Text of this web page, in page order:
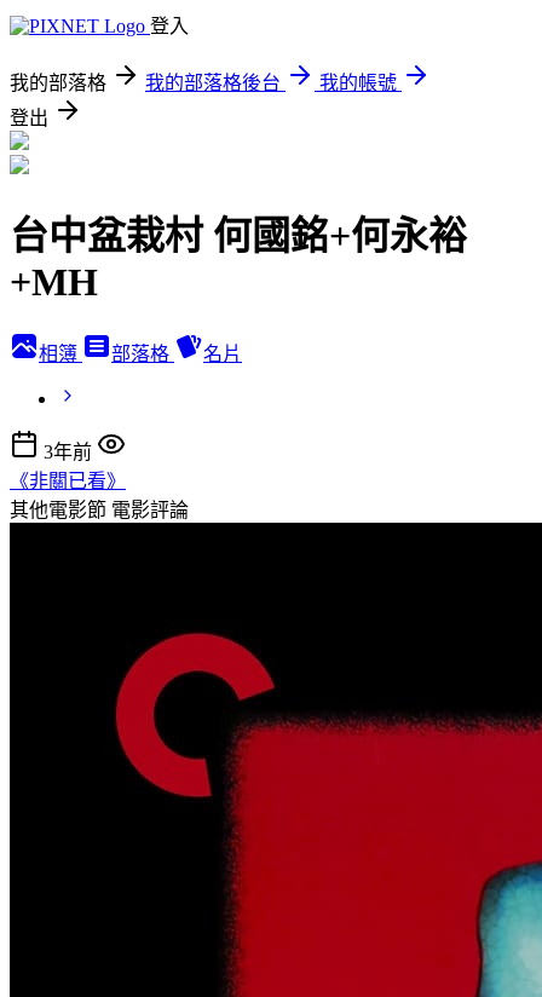
登入
我的部落格 我的部落格後台
我的帳號
登出
台中盆栽村 何國銘+何永裕
+MH
相簿 部落格 名片
3年前
《非關已看》
其他電影節 電影評論